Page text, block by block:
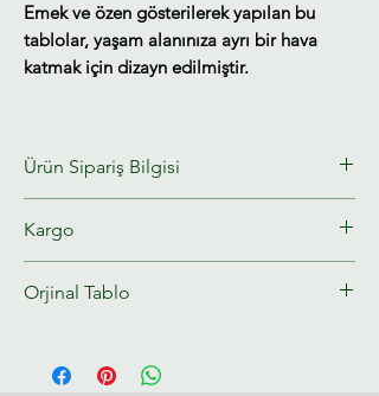
Emek ve özen gösterilerek yapılan bu
tablolar, yaşam alanınıza ayrı bir hava
katmak için dizayn edilmiştir.
Ürün Sipariş Bilgisi
Kabartmalı ayna tablolar stoklu
çalışılmamaktadır. Sipariş edildikten
sonra 12 iş günü içersinde kargoya
kabartmanın kuruma süresi 10 gündür.
Kargo
Orjinal Tablo
çalışılmıştır. kesinlikle baskı değildir.